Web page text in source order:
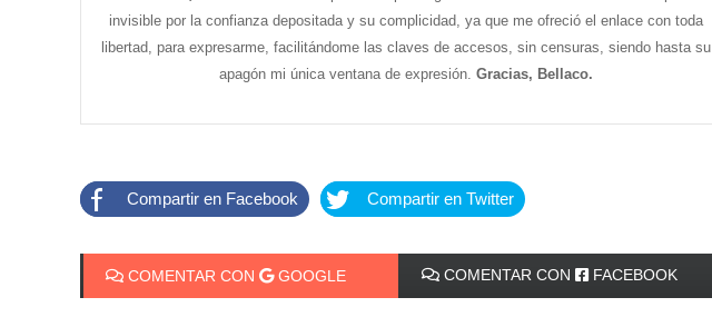
invisible por la confianza depositada y su complicidad, ya que me ofreció el enlace con toda
libertad, para expresarme, facilitándome las claves de accesos, sin censuras, siendo hasta su
apagón mi única ventana de expresión. Gracias, Bellaco.
Compartir en Facebook Compartir en Twitter
COMENTAR CON GOOGLE COMENTAR CON FACEBOOK